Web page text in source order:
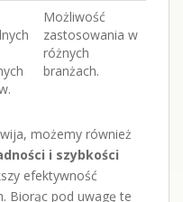
Możliwość
zastosowania w
różnych
branżach.
możemy również
i szybkości
efektywność
Biorąc pod uwagę te